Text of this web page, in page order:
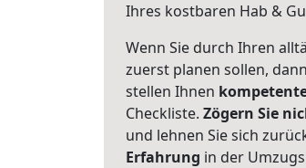
Ihres kostbaren Hab &
Wenn Sie durch Ihren
zuerst planen sollen,
stellen Ihnen
Checkliste. Zögern Sie
und lehnen Sie sich
Erfahrung in der